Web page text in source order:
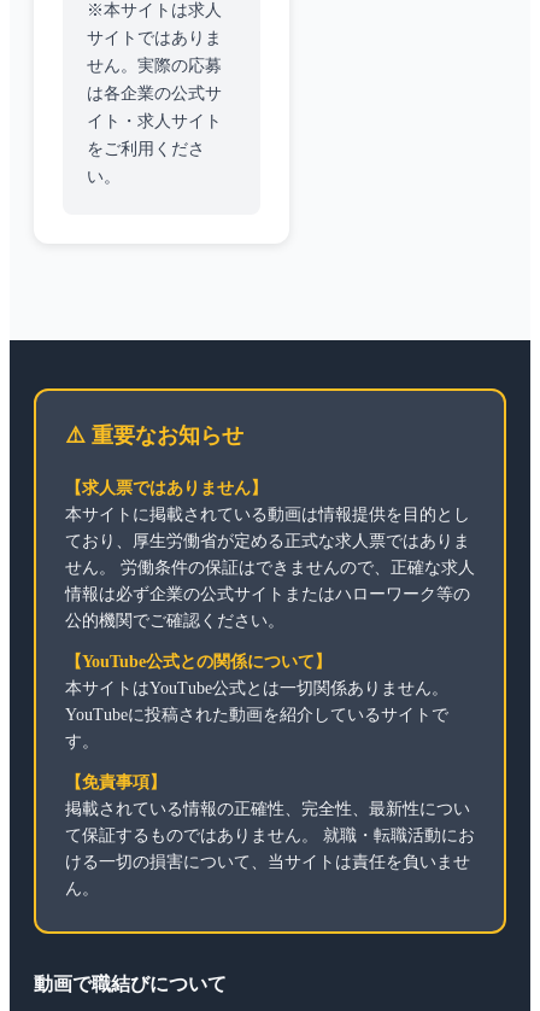
※本サイトは求人
サイトではありま
せん。実際の応募
は各企業の公式サ
イト・求人サイト
をご利用くださ
い。
⚠️ 重要なお知らせ
【求人票ではありません】
本サイトに掲載されている動画は情報提供を目的とし
ており、厚生労働省が定める正式な求人票ではありま
せん。 労働条件の保証はできませんので、正確な求人
情報は必ず企業の公式サイトまたはハローワーク等の
公的機関でご確認ください。
【YouTube公式との関係について】
本サイトはYouTube公式とは一切関係ありません。
YouTubeに投稿された動画を紹介しているサイトで
す。
【免責事項】
掲載されている情報の正確性、完全性、最新性につい
て保証するものではありません。 就職・転職活動にお
ける一切の損害について、当サイトは責任を負いませ
ん。
動画で職結びについて